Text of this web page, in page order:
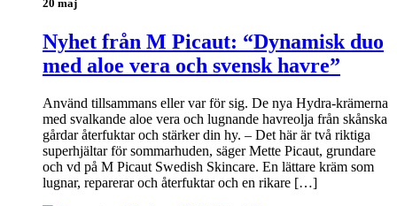
20 maj
Nyhet från M Picaut: “Dynamisk duo
med aloe vera och svensk havre”
Använd tillsammans eller var för sig. De nya Hydra-krämerna
med svalkande aloe vera och lugnande havreolja från skånska
gårdar återfuktar och stärker din hy. – Det här är två riktiga
superhjältar för sommarhuden, säger Mette Picaut, grundare
och vd på M Picaut Swedish Skincare. En lättare kräm som
lugnar, reparerar och återfuktar och en rikare […]